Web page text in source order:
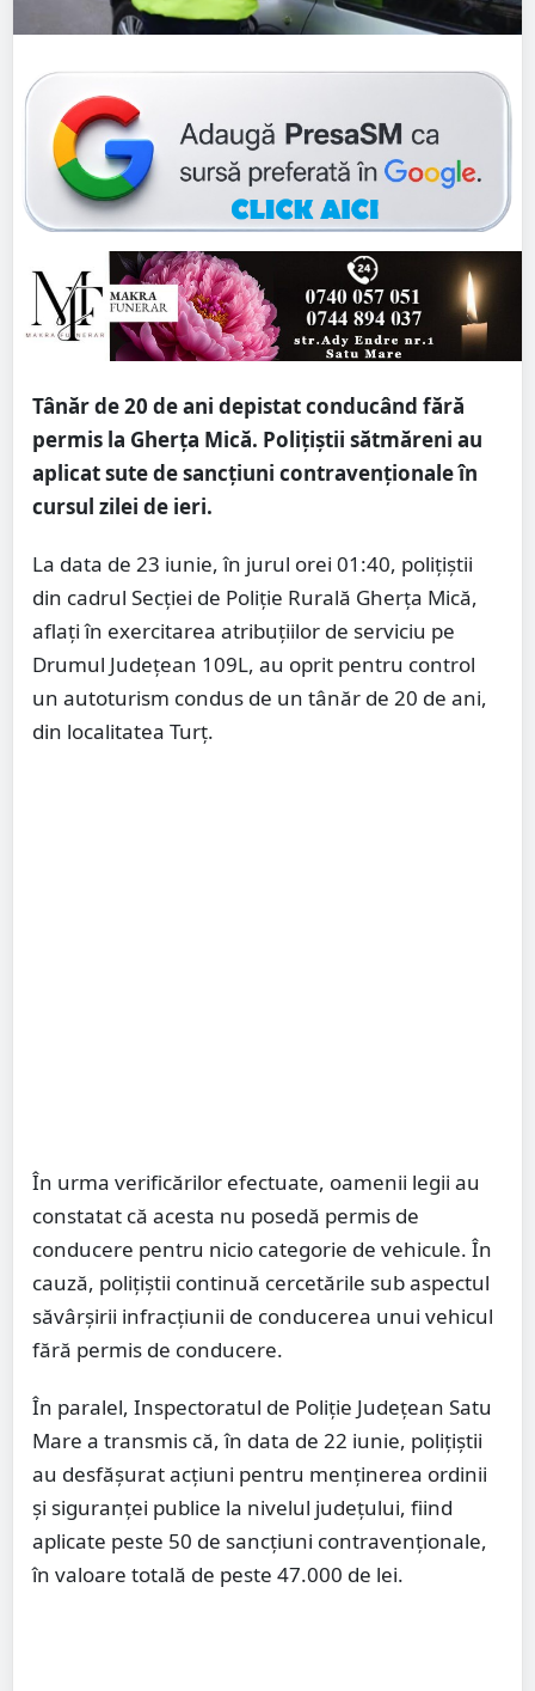
Tânăr de 20 de ani depistat conducând fără
permis la Gherța Mică. Polițiștii sătmăreni au
aplicat sute de sancțiuni contravenționale în
cursul zilei de ieri.
La data de 23 iunie, în jurul orei 01:40, polițiștii
din cadrul Secției de Poliție Rurală Gherța Mică,
aflați în exercitarea atribuțiilor de serviciu pe
Drumul Județean 109L, au oprit pentru control
un autoturism condus de un tânăr de 20 de ani,
din localitatea Turț.
În urma verificărilor efectuate, oamenii legii au
constatat că acesta nu posedă permis de
conducere pentru nicio categorie de vehicule. În
cauză, polițiștii continuă cercetările sub aspectul
săvârșirii infracțiunii de conducerea unui vehicul
fără permis de conducere.
În paralel, Inspectoratul de Poliție Județean Satu
Mare a transmis că, în data de 22 iunie, polițiștii
au desfășurat acțiuni pentru menținerea ordinii
și siguranței publice la nivelul județului, fiind
aplicate peste 50 de sancțiuni contravenționale,
în valoare totală de peste 47.000 de lei.